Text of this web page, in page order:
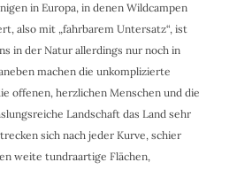
in Europa, in denen Wildcampen
also mit „fahrbarem Untersatz“, ist
in der Natur allerdings nur noch in
machen die unkomplizierte
offenen, herzlichen Menschen und die
Landschaft das Land sehr
sich nach jeder Kurve, schier
weite tundraartige Flächen,